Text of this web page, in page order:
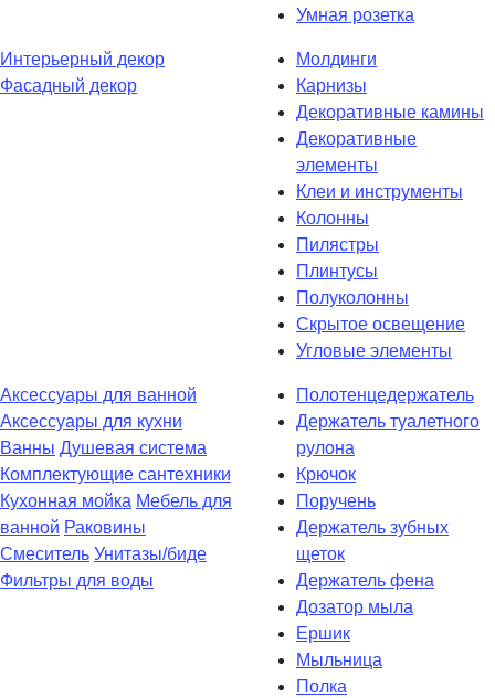
Умная розетка
Интерьерный декор
Фасадный декор
Молдинги
Карнизы
Декоративные камины
Декоративные
элементы
Клеи и инструменты
Колонны
Пилястры
Плинтусы
Полуколонны
Скрытое освещение
Угловые элементы
Аксессуары для ванной
Аксессуары для кухни
Ванны Душевая система
Комплектующие сантехники
Кухонная мойка Мебель для
ванной Раковины
Смеситель Унитазы/биде
Фильтры для воды
Полотенцедержатель
Держатель туалетного
рулона
Крючок
Поручень
Держатель зубных
щеток
Держатель фена
Дозатор мыла
Eршик
Мыльница
Полка